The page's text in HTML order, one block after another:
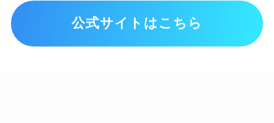
公式サイトはこちら